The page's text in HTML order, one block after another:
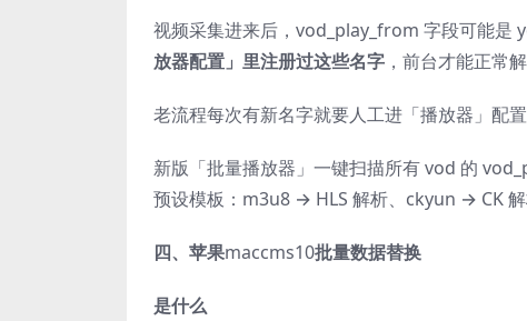
视频采集进来后，vod_play_from 字段可能是
放器配置」里注册过这些名字 ，前台才能正常解
老流程每次有新名字就要人工进「播放器」配置
新版「批量播放器」一键扫描所有 vod 的
预设模板：m3u8 → HLS 解析、ckyun → CK 解
四、苹果maccms10批量数据替换
是什么